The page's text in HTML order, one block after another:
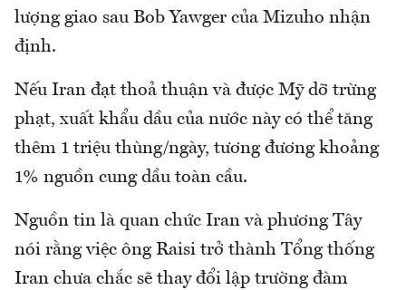
lượng giao sau Bob Yawger của Mizuho nhận
định.
Nếu Iran đạt thoả thuận và được Mỹ dỡ trừng
phạt, xuất khẩu dầu của nước này có thể tăng
thêm 1 triệu thùng/ngày, tương đương khoảng
1% nguồn cung dầu toàn cầu.
Nguồn tin là quan chức Iran và phương Tây
nói rằng việc ông Raisi trở thành Tổng thống
Iran chưa chắc sẽ thay đổi lập trường đàm